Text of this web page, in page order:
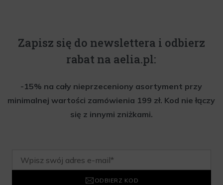
Zapisz się do newslettera i odbierz
rabat na aelia.pl:
-15% na cały nieprzeceniony asortyment przy
minimalnej wartości zamówienia 199 zł. Kod nie łączy
się z innymi zniżkami.
ODBIERZ KOD